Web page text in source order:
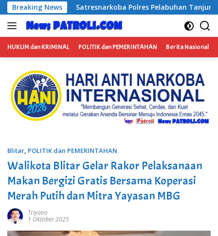
Langsung
ke
konten
Breaking News
Polres Pelabuhan Tanjung Perak Bongkar Tiga Jaringan
HUKUM dan KRIMINAL POLITIK dan PEMERINTAHAN Berita Nasional
Blitar, POLITIK dan PEMERINTAHAN
Walikota Blitar Gelar Rakor Pelaksanaan
Makan Bergizi Gratis Bersama Koperasi
Merah Putih dan Mitra Yayasan MBG
Triyono
1 Oktober 2025